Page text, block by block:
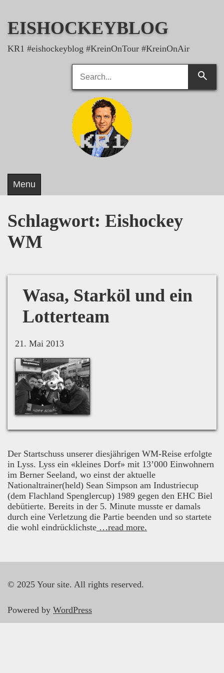
content
EISHOCKEYBLOG
KR1 #eishockeyblog #KreinOnTour #KreinOnAir
Search
for:
Search
Menu
Schlagwort: Eishockey
WM
Wasa, Starköl und ein
Lotterteam
21. Mai 2013
Der Startschuss unserer diesjährigen WM-Reise erfolgte
in Lyss. Lyss ein «kleines Dorf» mit 13’000 Einwohnern
im Berner Seeland, wo einst der aktuelle
Nationaltrainer(held) Sean Simpson am Industriecup
(dem Flachland Spenglercup) 1989 gegen den EHC Biel
debütierte. Bereits in der 5. Minute musste er damals
durch eine Verletzung die Partie beenden und so startete
die wohl eindrücklichste …read more.
© 2025 Your site. All rights reserved.
Powered by WordPress